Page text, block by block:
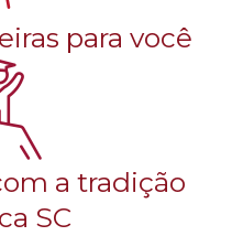
para você
a tradição
SC